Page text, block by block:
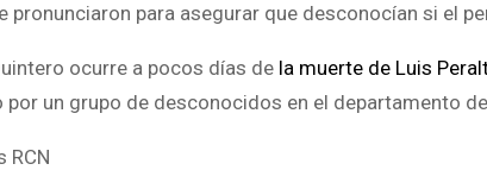
pronunciaron para asegurar que desconocían si el
ocurre a pocos días de la muerte de Luis
por un grupo de desconocidos en el departamento
RCN